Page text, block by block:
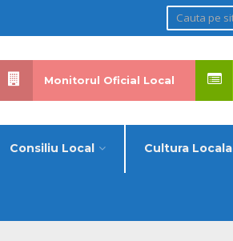
Consiliu Local Cultura Locala
Monitorul Oficial Local